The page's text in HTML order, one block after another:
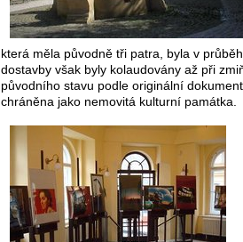
která měla původně tři patra, byla v
dostavby však byly kolaudovány až při
původního stavu podle originální
chráněna jako nemovitá kulturní památka.